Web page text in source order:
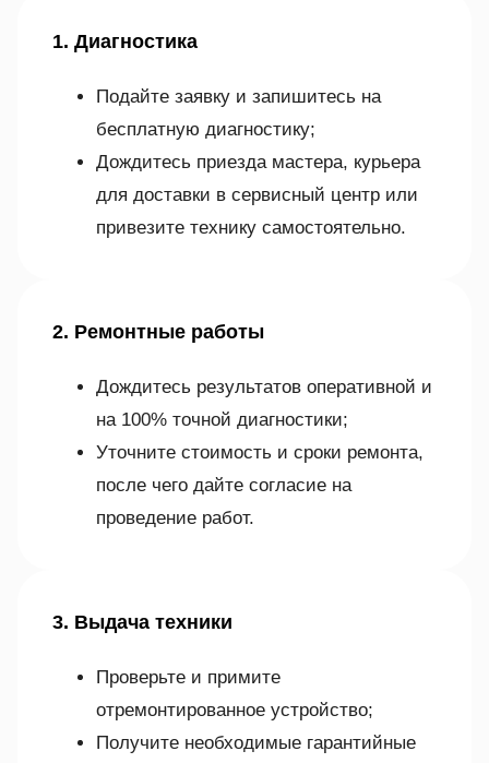
1. Диагностика
Подайте заявку и запишитесь на
бесплатную диагностику;
Дождитесь приезда мастера, курьера
для доставки в сервисный центр или
привезите технику самостоятельно.
2. Ремонтные работы
Дождитесь результатов оперативной и
на 100% точной диагностики;
Уточните стоимость и сроки ремонта,
после чего дайте согласие на
проведение работ.
3. Выдача техники
Проверьте и примите
отремонтированное устройство;
Получите необходимые гарантийные